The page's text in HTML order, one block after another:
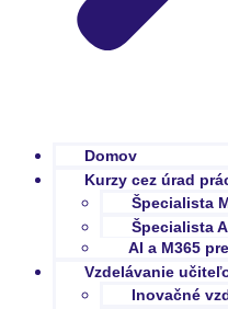
Domov
Kurzy cez úrad
Špecialista
Špecialista
AI a M365
Vzdelávanie
Inovačné